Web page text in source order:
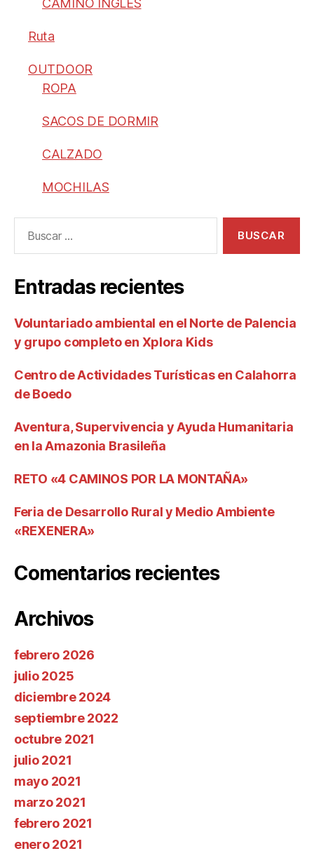
CAMINO INGLÉS
Ruta
OUTDOOR
ROPA
SACOS DE DORMIR
CALZADO
MOCHILAS
Entradas recientes
Voluntariado ambiental en el Norte de Palencia
y grupo completo en Xplora Kids
Centro de Actividades Turísticas en Calahorra
de Boedo
Aventura, Supervivencia y Ayuda Humanitaria
en la Amazonia Brasileña
RETO «4 CAMINOS POR LA MONTAÑA»
Feria de Desarrollo Rural y Medio Ambiente
«REXENERA»
Comentarios recientes
Archivos
febrero 2026
julio 2025
diciembre 2024
septiembre 2022
octubre 2021
julio 2021
mayo 2021
marzo 2021
febrero 2021
enero 2021